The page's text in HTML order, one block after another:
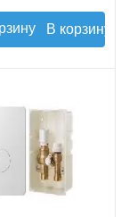
В корзину